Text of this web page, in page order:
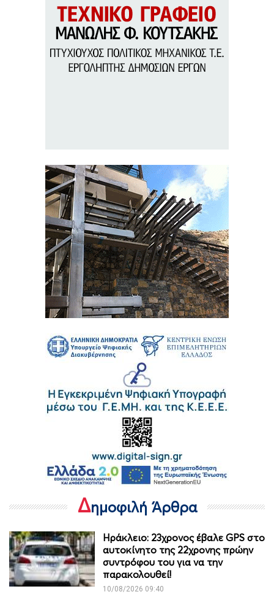
Δημοφιλή Άρθρα
Ηράκλειο: 23χρονος έβαλε GPS στο
αυτοκίνητο της 22χρονης πρώην
συντρόφου του για να την
παρακολουθεί!
10/08/2026 09:40